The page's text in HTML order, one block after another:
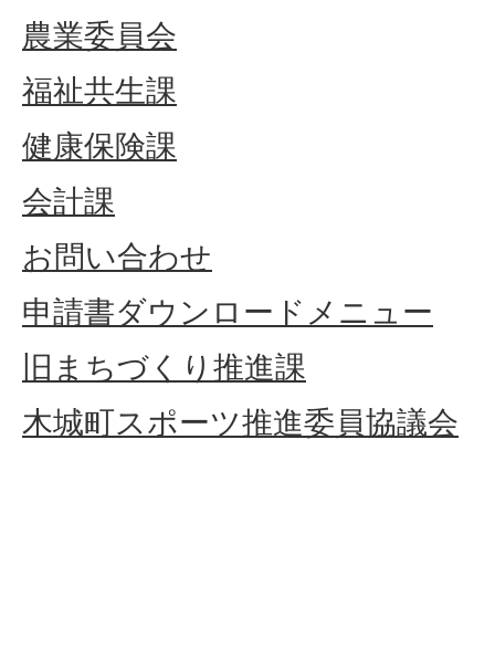
農業委員会
福祉共生課
健康保険課
会計課
お問い合わせ
申請書ダウンロードメニュー
旧まちづくり推進課
木城町スポーツ推進委員協議会